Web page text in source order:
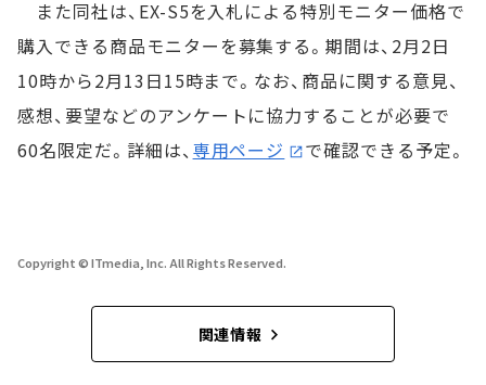
また同社は、EX-S5を入札による特別モニター価格で
購入できる商品モニターを募集する。期間は、2月2日
10時から2月13日15時まで。なお、商品に関する意見、
感想、要望などのアンケートに協力することが必要で
60名限定だ。詳細は、 専用ページ で確認できる予定。
Copyright © ITmedia, Inc. All Rights Reserved.
関連情報